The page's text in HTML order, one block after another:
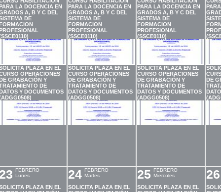
LA DOCENCIA EN
A, B Y C DEL
DE
PLAZA EN EL
OPERACIONES
GRABACIÓN Y
DE
Y DOCUMENTOS
PARA LA DOCENCIA EN
GRADOS A, B Y C DEL
SISTEMA DE
FORMACION
PROFESIONAL
(SSCE0110)
SOLICITA PLAZA EN EL
CURSO OPERACIONES
DE GRABACIÓN Y
TRATAMIENTO DE
DATOS Y DOCUMENTOS
(ADGG0508)
PARA LA DOCENCIA EN
GRADOS A, B Y C DEL
SISTEMA DE
FORMACION
PROFESIONAL
(SSCE0110)
SOLICITA PLAZA EN EL
CURSO OPERACIONES
DE GRABACIÓN Y
TRATAMIENTO DE
DATOS Y DOCUMENTOS
(ADGG0508)
DE
FEBRERO
Lunes
PLAZA EN EL
24
FEBRERO
Martes
SOLICITA PLAZA EN EL
25
FEBRERO
Miercoles
SOLICITA PLAZA EN EL
26